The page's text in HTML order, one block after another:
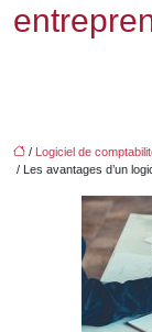
/ Logiciel de
/ Les avantages d’un